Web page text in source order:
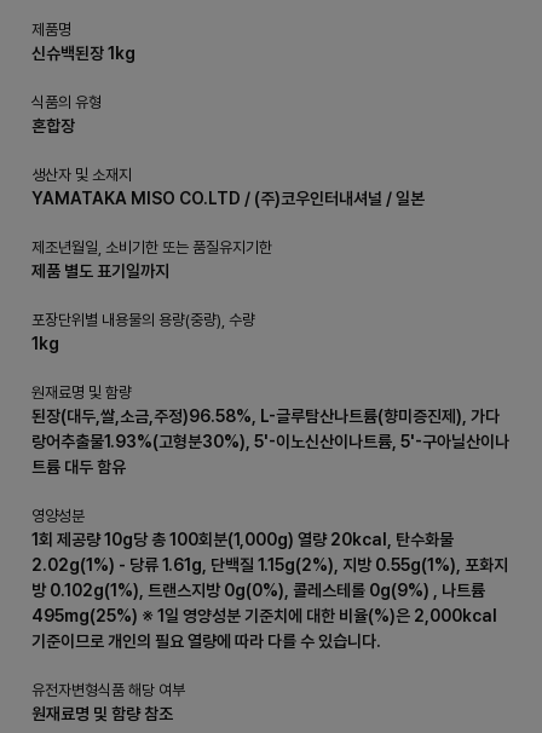
제품명
신슈백된장 1kg
식품의 유형
혼합장
생산자 및 소재지
YAMATAKA MISO CO.LTD / (주)코우인터내셔널 / 일본
제조년월일, 소비기한 또는 품질유지기한
제품 별도 표기일까지
포장단위별 내용물의 용량(중량), 수량
1kg
원재료명 및 함량
된장(대두,쌀,소금,주정)96.58%, L-글루탐산나트륨(향미증진제), 가다
랑어추출물1.93%(고형분30%), 5'-이노신산이나트륨, 5'-구아닐산이나
트륨 대두 함유
영양성분
1회 제공량 10g당 총 100회분(1,000g) 열량 20kcal, 탄수화물
2.02g(1%) - 당류 1.61g, 단백질 1.15g(2%), 지방 0.55g(1%), 포화지
방 0.102g(1%), 트랜스지방 0g(0%), 콜레스테롤 0g(9%) , 나트륨
495mg(25%) ※ 1일 영양성분 기준치에 대한 비율(%)은 2,000kcal
기준이므로 개인의 필요 열량에 따라 다를 수 있습니다.
유전자변형식품 해당 여부
원재료명 및 함량 참조